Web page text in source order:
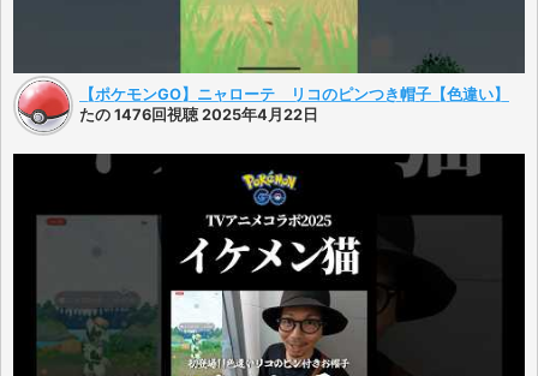
【ポケモンGO】ニャローテ リコのピンつき帽子【色違い】
たの 1476回視聴 2025年4月22日